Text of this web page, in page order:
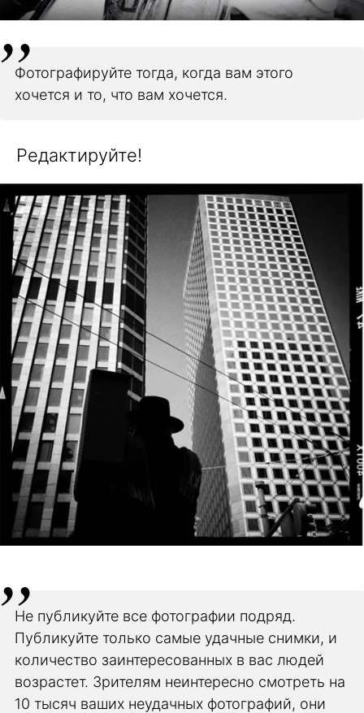
Фотографируйте тогда, когда вам этого
хочется и то, что вам хочется.
Редактируйте!
Не публикуйте все фотографии подряд.
Публикуйте только самые удачные снимки, и
количество заинтересованных в вас людей
возрастет. Зрителям неинтересно смотреть на
10 тысяч ваших неудачных фотографий, они